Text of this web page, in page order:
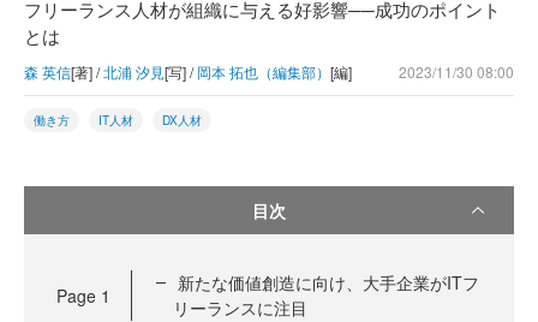
フリーランス人材が組織に与える好影響──成功のポイント
とは
森 英信[著] /北浦 汐見[写] /岡本 拓也（編集部） [編] 2023/11/30 08:00
働き方 IT人材 DX人材
目次
Page 1
新たな価値創造に向け、大手企業がITフ
リーランスに注目